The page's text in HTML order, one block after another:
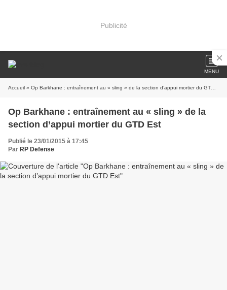
Publicité
MENU
Accueil » Op Barkhane : entraînement au « sling » de la section d’appui mortier du GTD Est
Op Barkhane : entraînement au « sling » de la
section d’appui mortier du GTD Est
Publié le 23/01/2015 à 17:45
Par RP Defense